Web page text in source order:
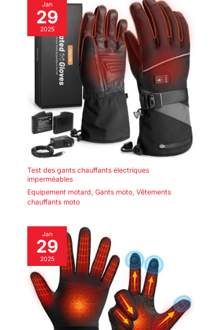
Jan
29
2025
Test des gants chauffants électriques
imperméables
Equipement motard, Gants moto, Vêtements
chauffants moto
Jan
29
2025